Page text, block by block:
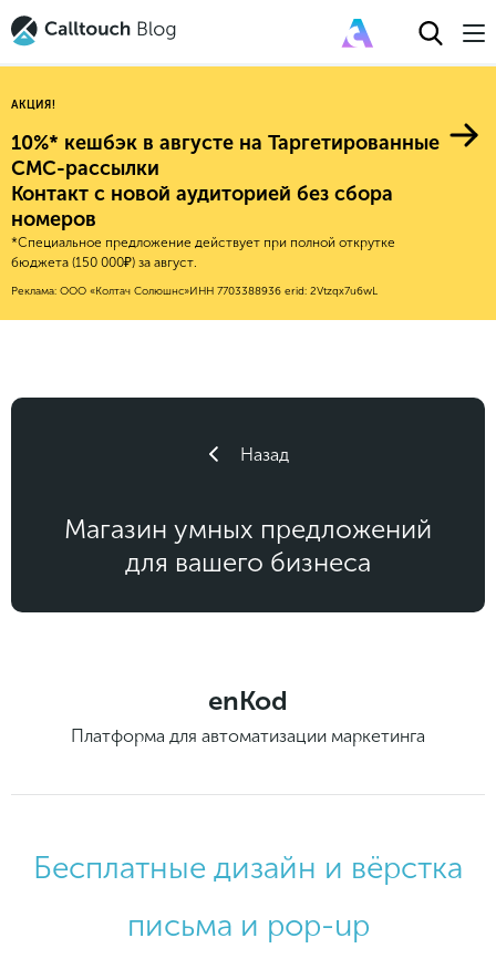
Авторитейл
Финансы
Е-коммерс
Фитнес
2025
2024
2021
2018
Новые продукты
Эксплейнеры
Обновления продуктов Calltouch
Индекс здоровья российского
Аналитика
Старт и идеи
Callday
MeetUp
АКЦИЯ!
10%* кешбэк в августе на Таргетированные
СМС-рассылки
Контакт с новой аудиторией без сбора
номеров
*Специальное предложение действует при полной открутке
бюджета (150 000₽) за август.
Реклама: ООО «Колтач Солюшнс»ИНН 7703388936 erid: 2Vtzqx7u6wL
Назад
Магазин умных предложений
для вашего бизнеса
enKod
Платформа для автоматизации маркетинга
Бесплатные дизайн и вёрстка
письма и pop-up